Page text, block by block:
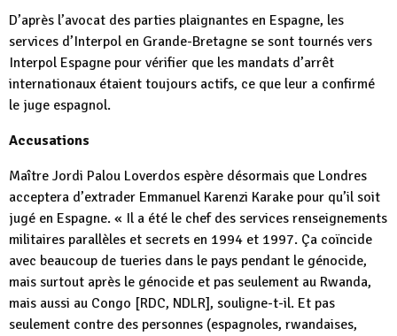
D’après l’avocat des parties plaignantes en Espagne, les
services d’Interpol en Grande-Bretagne se sont tournés vers
Interpol Espagne pour vérifier que les mandats d’arrêt
internationaux étaient toujours actifs, ce que leur a confirmé
le juge espagnol.
Accusations
Maître Jordi Palou Loverdos espère désormais que Londres
acceptera d’extrader Emmanuel Karenzi Karake pour qu’il soit
jugé en Espagne. « Il a été le chef des services renseignements
militaires parallèles et secrets en 1994 et 1997. Ça coïncide
avec beaucoup de tueries dans le pays pendant le génocide,
mais surtout après le génocide et pas seulement au Rwanda,
mais aussi au Congo [RDC, NDLR], souligne-t-il. Et pas
seulement contre des personnes (espagnoles, rwandaises,